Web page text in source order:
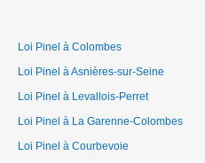
Loi Pinel à Colombes
Loi Pinel à Asnières-sur-Seine
Loi Pinel à Levallois-Perret
Loi Pinel à La Garenne-Colombes
Loi Pinel à Courbevoie